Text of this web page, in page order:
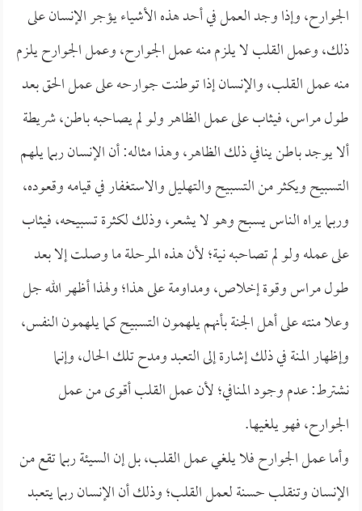
الجوارح، وإذا وجد العمل في أحد هذه الأشياء يؤجر الإنسان على
ذلك، وعمل القلب لا يلزم منه عمل الجوارح، وعمل الجوارح يلزم
منه عمل القلب، والإنسان إذا توطنت جوارحه على عمل الحق بعد
طول مراس، فيثاب على عمل الظاهر ولو لم يصاحبه باطن، شريطة
ألا يوجد باطن ينافي ذلك الظاهر، وهذا مثاله: أن الإنسان ربما يلهم
التسبيح ويكثر من التسبيح والتهليل والاستغفار في قيامه وقعوده،
وربما يراه الناس يسبح وهو لا يشعر، وذلك لكثرة تسبيحه، فيثاب
على عمله ولو لم تصاحبه نية؛ لأن هذه المرحلة ما وصلت إلا بعد
طول مراس وقوة إخلاص، ومداومة على هذا؛ ولهذا أظهر الله جل
وعلا منته على أهل الجنة بأنهم يلهمون التسبيح كما يلهمون النفس،
وإظهار المنة في ذلك إشارة إلى التعبد ومدح تلك الحال، وإنما
نشترط: عدم وجود المنافي؛ لأن عمل القلب أقوى من عمل
الجوارح، فهو يلغيها.
وأما عمل الجوارح فلا يلغي عمل القلب، بل إن السيئة ربما تقع من
الإنسان وتنقلب حسنة لعمل القلب؛ وذلك أن الإنسان ربما يتعبد